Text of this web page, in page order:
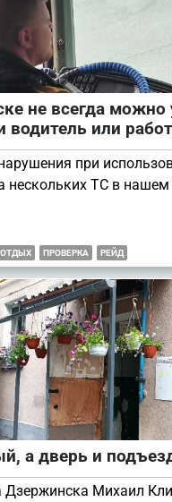
не всегда можно
водитель или
при
нескольких ТС в нашем
ОТДЫХ ПРОВЕРКА РЕЙД
а дверь и
Дзержинска Михаил